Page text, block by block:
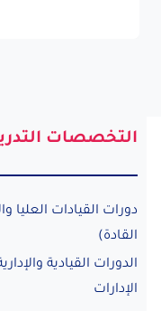
التخصصات التدريبية
دورات القيادات العليا
القادة)
الدورات القيادية
الإدارات